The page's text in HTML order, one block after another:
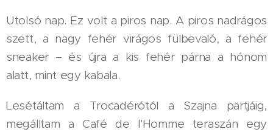
Utolsó nap. Ez volt a piros nap. A piros nadrágos
szett, a nagy fehér virágos fülbevaló, a fehér
sneaker – és újra a kis fehér párna a hónom
alatt, mint egy kabala.
Lesétáltam a Trocadérótól a Szajna partjáig,
megálltam a Café de l'Homme teraszán egy